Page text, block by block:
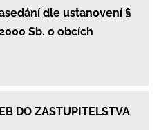
dle ustanovení §
Sb. o obcích
DO ZASTUPITELSTVA